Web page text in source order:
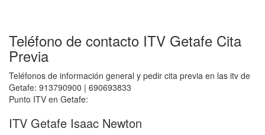
Teléfono de contacto ITV Getafe Cita
Previa
Teléfonos de información general y pedir cita previa en las itv de
Getafe: 913790900 | 690693833
Punto ITV en Getafe:
ITV Getafe Isaac Newton